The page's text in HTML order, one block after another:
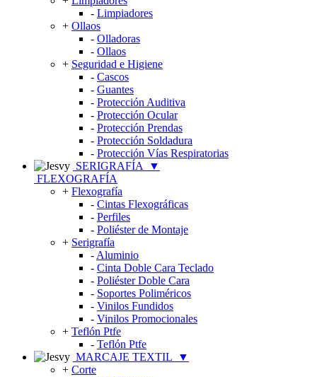
- Limpiadores
+ Ollaos
- Olladoras
- Ollaos
+ Seguridad e Higiene
- Cascos
- Guantes
- Protección Auditiva
- Protección Ocular
- Protección Prendas
- Protección Soldadura
- Protección Vías Respiratorias
SERIGRAFÍA
▼
FLEXOGRAFÍA
+ Flexografía
- Cintas Flexográficas
- Perfiles
- Poliéster de Montaje
+ Serigrafía
- Aluminio
- Cinta Doble Cara Teclado
- Poliéster Doble Cara
- Soportes Poliméricos
- Vinilos Fundidos
- Vinilos Promocionales
+ Teflón Ptfe
- Teflón Ptfe
MARCAJE TEXTIL
▼
+ Corte